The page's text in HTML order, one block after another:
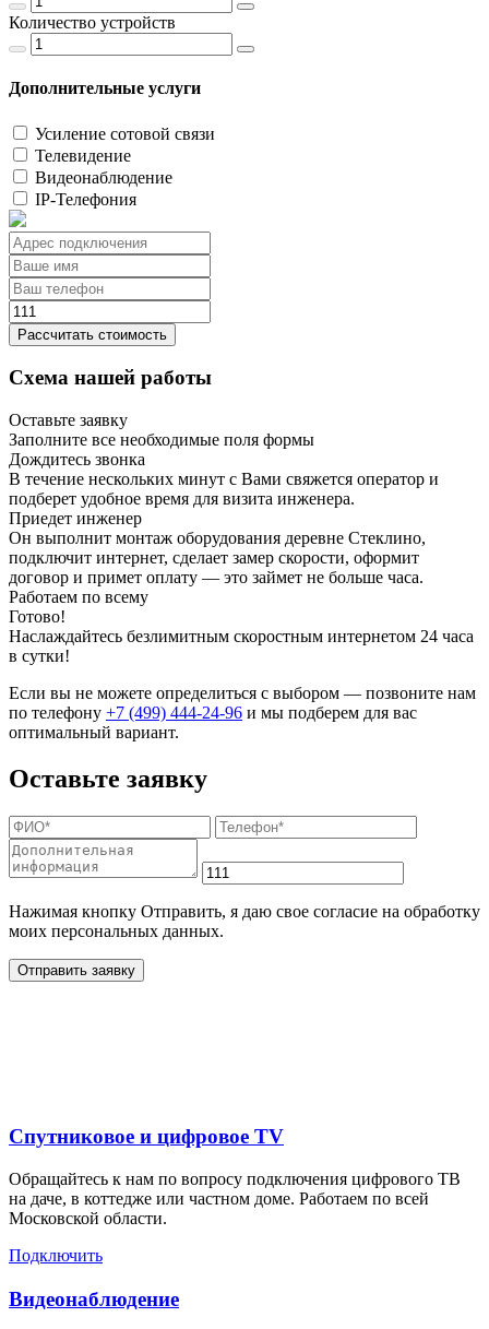
Количество устройств
Дополнительные услуги
Усиление сотовой связи
Телевидение
Видеонаблюдение
IP-Телефония
Рассчитать стоимость
Схема нашей работы
Оставьте заявку
Заполните все необходимые поля формы
Дождитесь звонка
В течение нескольких минут с Вами свяжется оператор и
подберет удобное время для визита инженера.
Приедет инженер
Он выполнит монтаж оборудования деревне Стеклино,
подключит интернет, сделает замер скорости, оформит
договор и примет оплату — это займет не больше часа.
Работаем по всему
Готово!
Наслаждайтесь безлимитным скоростным интернетом 24 часа
в сутки!
Если вы не можете определиться с выбором — позвоните нам
по телефону +7 (499) 444-24-96 и мы подберем для вас
оптимальный вариант.
Оставьте заявку
Нажимая кнопку Отправить, я даю свое согласие на обработку
моих персональных данных.
Отправить заявку
Спутниковое и цифровое TV
Обращайтесь к нам по вопросу подключения цифрового ТВ
на даче, в коттедже или частном доме. Работаем по всей
Московской области.
Подключить
Видеонаблюдение